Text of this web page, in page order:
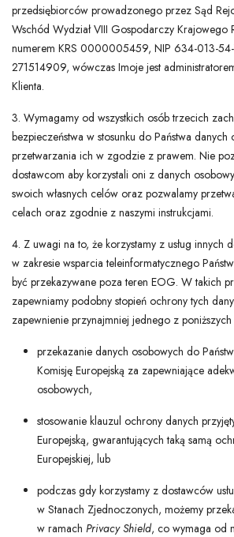
przedsiębiorców prowadzonego przez Sąd
Wschód Wydział VIII Gospodarczy Krajowego
numerem KRS 0000005459, NIP 634-013-
271514909, wówczas Imoje jest
Klienta.
3. Wymagamy od wszystkich osób trzecich
bezpieczeństwa w stosunku do Państwa
przetwarzania ich w zgodzie z prawem. Nie
dostawcom aby korzystali oni z danych
swoich własnych celów oraz pozwalamy
celach oraz zgodnie z naszymi instrukcjami.
4. Z uwagi na to, że korzystamy z usług innych
w zakresie wsparcia teleinformatycznego
być przekazywane poza teren EOG. W takich
zapewniamy podobny stopień ochrony tych
zapewnienie przynajmniej jednego z
przekazanie danych osobowych do
Komisję Europejską za zapewniające
osobowych,
stosowanie klauzul ochrony danych
Europejską, gwarantujących taką samą
Europejskiej, lub
podczas gdy korzystamy z dostawców
w Stanach Zjednoczonych, możemy
w ramach Privacy Shield, co wymaga od